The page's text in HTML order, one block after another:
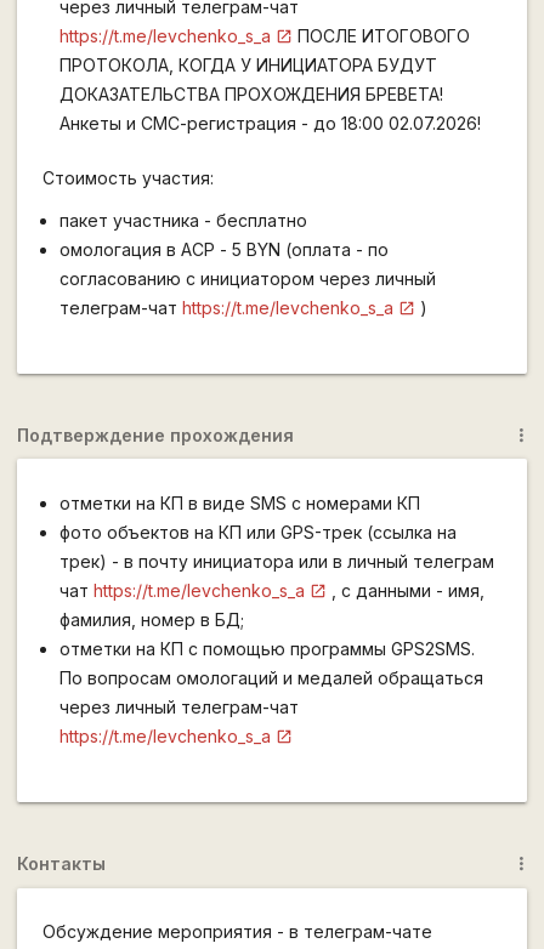
через личный телеграм-чат
https://t.me/levchenko_s_a
ПОСЛЕ ИТОГОВОГО
ПРОТОКОЛА, КОГДА У ИНИЦИАТОРА БУДУТ
ДОКАЗАТЕЛЬСТВА ПРОХОЖДЕНИЯ БРЕВЕТА!
Анкеты и СМС-регистрация - до 18:00 02.07.2026!
Стоимость участия:
пакет участника - бесплатно
омологация в АСР - 5 BYN (оплата - по
согласованию с инициатором через личный
телеграм-чат https://t.me/levchenko_s_a )
Подтверждение прохождения more_vert
отметки на КП в виде SMS c номерами КП
фото объектов на КП или GPS-трек (ссылка на
трек) - в почту инициатора или в личный телеграм
чат https://t.me/levchenko_s_a
, с данными - имя,
фамилия, номер в БД;
отметки на КП с помощью программы GPS2SMS.
По вопросам омологаций и медалей обращаться
через личный телеграм-чат
https://t.me/levchenko_s_a
Контакты more_vert
Обсуждение мероприятия - в телеграм-чате